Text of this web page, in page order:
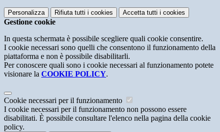
Personalizza Rifiuta tutti i cookies Accetta tutti i cookies
Gestione cookie
In questa schermata è possibile scegliere quali cookie consentire.
I cookie necessari sono quelli che consentono il funzionamento della
piattaforma e non è possibile disabilitarli.
Per conoscere quali sono i cookie necessari al funzionamento potete
visionare la COOKIE POLICY.
Cookie necessari per il funzionamento
I cookie necessari per il funzionamento non possono essere
disabilitati. È possibile consultare l'elenco nella pagina della cookie
policy.